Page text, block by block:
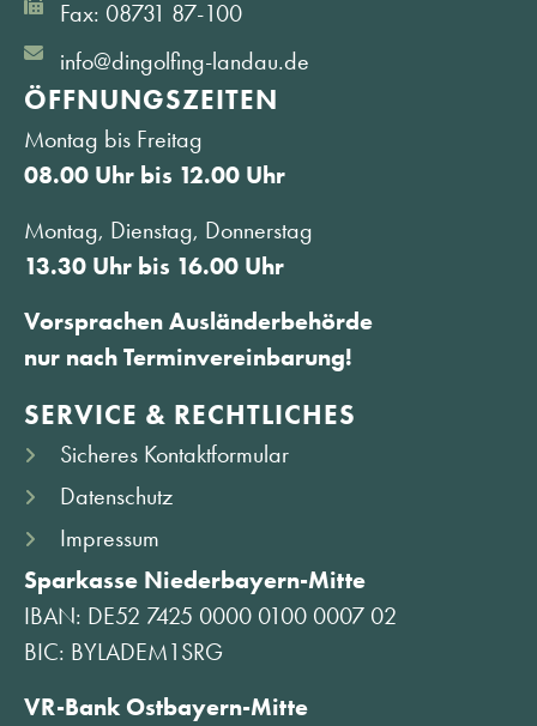
Fax: 08731 87-100
info@dingolfing-landau.de
ÖFFNUNGS­ZEITEN
Montag bis Freitag
08.00 Uhr bis 12.00 Uhr
Montag, Dienstag, Donnerstag
13.30 Uhr bis 16.00 Uhr
Vorsprachen Ausländerbehörde
nur nach Terminvereinbarung!
SERVICE & RECHTLICHES
Sicheres Kontaktformular
Datenschutz
Impressum
Sparkasse Niederbayern-Mitte
IBAN: DE52 7425 0000 0100 0007 02
BIC: BYLADEM1SRG
VR-Bank Ostbayern-Mitte